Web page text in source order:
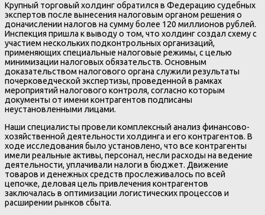
Крупный торговый холдинг обратился в Федерацию судебных
экспертов после вынесения налоговым органом решения о
доначислении налогов на сумму более 120 миллионов рублей.
Инспекция пришла к выводу о том, что холдинг создал схему с
участием нескольких подконтрольных организаций,
применяющих специальные налоговые режимы, с целью
минимизации налоговых обязательств. Основным
доказательством налогового органа служили результаты
почерковедческой экспертизы, проведенной в рамках
мероприятий налогового контроля, согласно которым
документы от имени контрагентов подписаны
неустановленными лицами.
Наши специалисты провели комплексный анализ финансово-
хозяйственной деятельности холдинга и его контрагентов. В
ходе исследования было установлено, что все контрагенты
имели реальные активы, персонал, несли расходы на ведение
деятельности, уплачивали налоги в бюджет. Движение
товаров и денежных средств прослеживалось по всей
цепочке, деловая цель привлечения контрагентов
заключалась в оптимизации логистических процессов и
расширении рынков сбыта.